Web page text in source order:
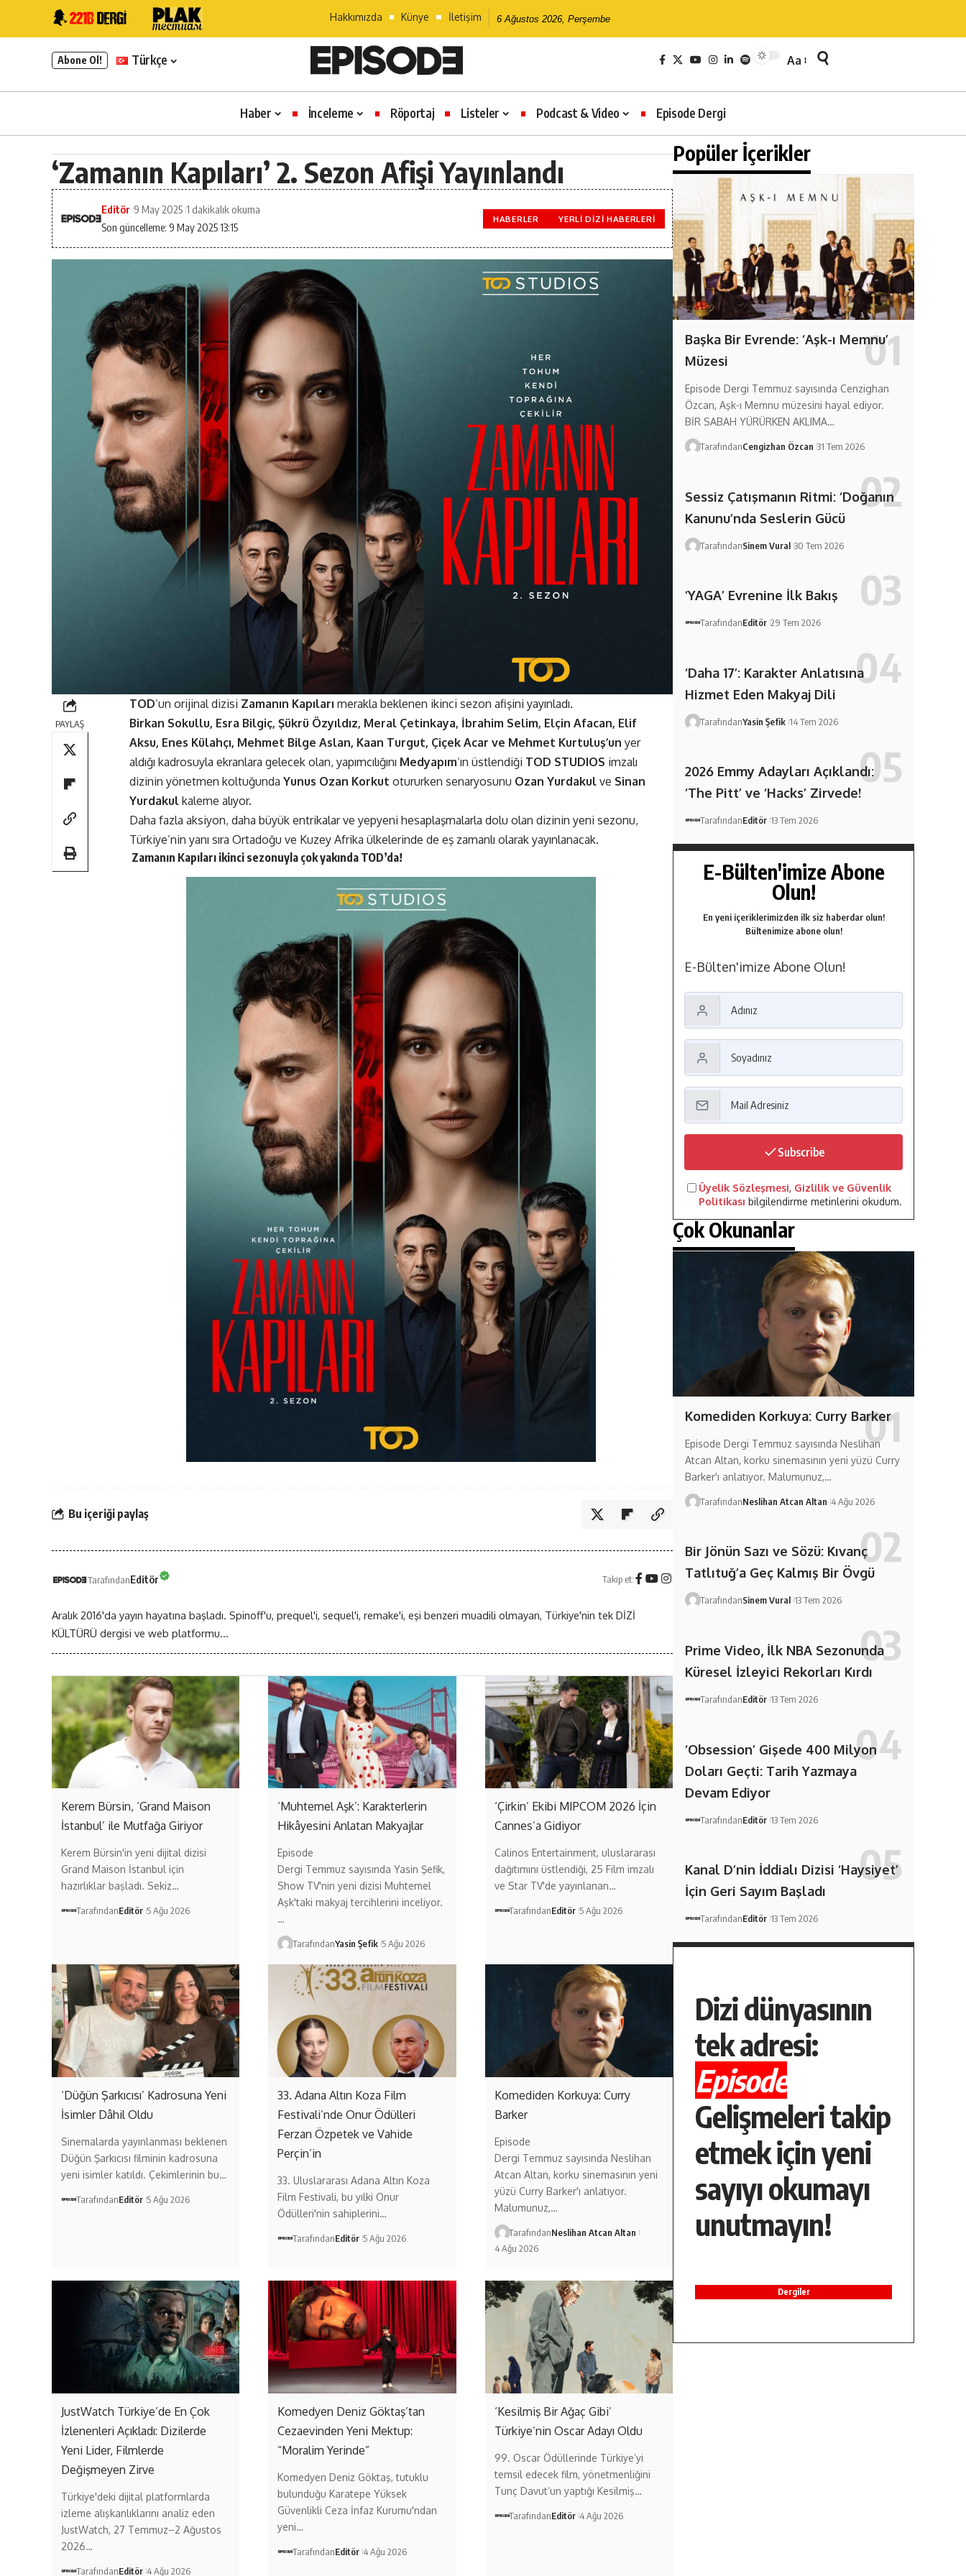
Hakkımızda Künye İletişim 6 Ağustos 2026, Perşembe
Abone Ol! Türkçe Aa
Haber İnceleme Röportaj Listeler Podcast & Video Episode Dergi
‘Zamanın Kapıları’ 2. Sezon Afişi Yayınlandı
Son güncelleme: 9 May 2025 13:15
Editör 9 May 2025 1 dakikalık okuma
HABERLER YERLI DIZI HABERLERI
PAYLAŞ
TOD’un orijinal dizisi Zamanın Kapıları merakla beklenen ikinci sezon afişini yayınladı.
Birkan Sokullu, Esra Bilgiç, Şükrü Özyıldız, Meral Çetinkaya, İbrahim Selim, Elçin Afacan, Elif
Aksu, Enes Külahçı, Mehmet Bilge Aslan, Kaan Turgut, Çiçek Acar ve Mehmet Kurtuluş’un yer
aldığı kadrosuyla ekranlara gelecek olan, yapımcılığını Medyapım‘ın üstlendiği TOD STUDIOS imzalı
dizinin yönetmen koltuğunda Yunus Ozan Korkut otururken senaryosunu Ozan Yurdakul ve Sinan
Yurdakul kaleme alıyor.
Daha fazla aksiyon, daha büyük entrikalar ve yepyeni hesaplaşmalarla dolu olan dizinin yeni sezonu,
Türkiye’nin yanı sıra Ortadoğu ve Kuzey Afrika ülkelerinde de eş zamanlı olarak yayınlanacak.
Zamanın Kapıları ikinci sezonuyla çok yakında TOD’da!
Bu içeriği paylaş
TarafındanEditör Takip et:
Aralık 2016'da yayın hayatına başladı. Spinoff'u, prequel'i, sequel'i, remake'i, eşi benzeri muadili olmayan, Türkiye'nin tek DİZİ
KÜLTÜRÜ dergisi ve web platformu...
Kerem Bürsin, ‘Grand Maison
İstanbul’ ile Mutfağa Giriyor
Kerem Bürsin'in yeni dijital dizisi
Grand Maison İstanbul için
hazırlıklar başladı. Sekiz…
TarafındanEditör 5 Ağu 2026
‘Muhtemel Aşk’: Karakterlerin
Hikâyesini Anlatan Makyajlar
Episode
Dergi Temmuz sayısında Yasin Şefik,
Show TV'nin yeni dizisi Muhtemel
Aşk'taki makyaj tercihlerini inceliyor.
…
TarafındanYasin Şefik 5 Ağu 2026
‘Çirkin’ Ekibi MIPCOM 2026 İçin
Cannes’a Gidiyor
Calinos Entertainment, uluslararası
dağıtımını üstlendiği, 25 Film imzalı
ve Star TV'de yayınlanan…
TarafındanEditör 5 Ağu 2026
‘Düğün Şarkıcısı’ Kadrosuna Yeni
İsimler Dâhil Oldu
Sinemalarda yayınlanması beklenen
Düğün Şarkıcısı filminin kadrosuna
yeni isimler katıldı. Çekimlerinin bu…
TarafındanEditör 5 Ağu 2026
33. Adana Altın Koza Film
Festivali’nde Onur Ödülleri
Ferzan Özpetek ve Vahide
Perçin’in
33. Uluslararası Adana Altın Koza
Film Festivali, bu yılki Onur
Ödülleri'nin sahiplerini…
TarafındanEditör 5 Ağu 2026
Komediden Korkuya: Curry
Barker
Episode
Dergi Temmuz sayısında Neslihan
Atcan Altan, korku sinemasının yeni
yüzü Curry Barker'ı anlatıyor.
Malumunuz,…
TarafındanNeslihan Atcan Altan
4 Ağu 2026
JustWatch Türkiye’de En Çok
İzlenenleri Açıkladı: Dizilerde
Yeni Lider, Filmlerde
Değişmeyen Zirve
Türkiye'deki dijital platformlarda
izleme alışkanlıklarını analiz eden
JustWatch, 27 Temmuz–2 Ağustos
2026…
TarafındanEditör 4 Ağu 2026
Komedyen Deniz Göktaş’tan
Cezaevinden Yeni Mektup:
“Moralim Yerinde”
Komedyen Deniz Göktaş, tutuklu
bulunduğu Karatepe Yüksek
Güvenlikli Ceza İnfaz Kurumu'ndan
yeni…
TarafındanEditör 4 Ağu 2026
‘Kesilmiş Bir Ağaç Gibi’
Türkiye’nin Oscar Adayı Oldu
99. Oscar Ödüllerinde Türkiye’yi
temsil edecek film, yönetmenliğini
Tunç Davut’un yaptığı Kesilmiş…
TarafındanEditör 4 Ağu 2026
Popüler İçerikler
Başka Bir Evrende: ‘Aşk-ı Memnu’
Müzesi
Episode Dergi Temmuz sayısında Cenzighan
Özcan, Aşk-ı Memnu müzesini hayal ediyor.
BİR SABAH YÜRÜRKEN AKLIMA…
TarafındanCengizhan Özcan 31 Tem 2026
Sessiz Çatışmanın Ritmi: ‘Doğanın
Kanunu’nda Seslerin Gücü
TarafındanSinem Vural 30 Tem 2026
‘YAGA’ Evrenine İlk Bakış
TarafındanEditör 29 Tem 2026
‘Daha 17’: Karakter Anlatısına
Hizmet Eden Makyaj Dili
TarafındanYasin Şefik 14 Tem 2026
2026 Emmy Adayları Açıklandı:
‘The Pitt’ ve ‘Hacks’ Zirvede!
TarafındanEditör 13 Tem 2026
E-Bülten'imize Abone
Olun!
En yeni içeriklerimizden ilk siz haberdar olun!
Bültenimize abone olun!
E-Bülten'imize Abone Olun!
Subscribe
Üyelik Sözleşmesi, Gizlilik ve Güvenlik
Politikası bilgilendirme metinlerini okudum.
Çok Okunanlar
Komediden Korkuya: Curry Barker
Episode Dergi Temmuz sayısında Neslihan
Atcan Altan, korku sinemasının yeni yüzü Curry
Barker'ı anlatıyor. Malumunuz,…
TarafındanNeslihan Atcan Altan 4 Ağu 2026
Bir Jönün Sazı ve Sözü: Kıvanç
Tatlıtuğ’a Geç Kalmış Bir Övgü
TarafındanSinem Vural 13 Tem 2026
Prime Video, İlk NBA Sezonunda
Küresel İzleyici Rekorları Kırdı
TarafındanEditör 13 Tem 2026
‘Obsession’ Gişede 400 Milyon
Doları Geçti: Tarih Yazmaya
Devam Ediyor
TarafındanEditör 13 Tem 2026
Kanal D’nin İddialı Dizisi ‘Haysiyet’
İçin Geri Sayım Başladı
TarafındanEditör 13 Tem 2026
Dizi dünyasının
tek adresi:
Episode
Gelişmeleri takip
etmek için yeni
sayıyı okumayı
unutmayın!
Dergiler